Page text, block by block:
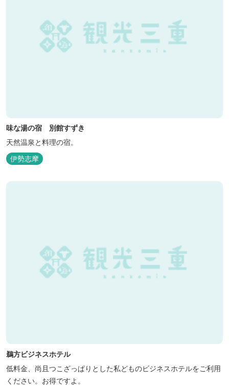
味な湯の宿 別館すずき
天然温泉と料理の宿。
伊勢志摩
鵜方ビジネスホテル
低料金、尚且つこざっぱりとした私どものビジネスホテルをご利用
ください。お得ですよ。